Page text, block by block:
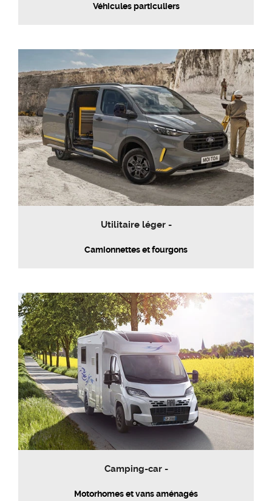
Véhicules particuliers
Utilitaire léger -
Camionnettes et fourgons
Camping-car -
Motorhomes et vans aménagés